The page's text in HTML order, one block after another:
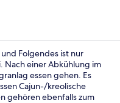
Folgendes ist nur
Nach einer Abkühlung im
essen gehen. Es
Cajun-/kreolische
gehören ebenfalls zum